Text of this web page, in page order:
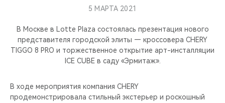
СЕДАНЫ
КРЕДИТ И СТРАХОВАНИЕ
ЗАПЧАСТИ И АКСЕССУАРЫ
ПОДДЕРЖКА
CHERY В СОЦСЕТЯХ
БЛАГОТВОРИТЕЛЬНОСТЬ
5 МАРТА 2021
В Москве в Lotte Plaza состоялась презентация нового
представителя городской элиты — кроссовера CHERY
TIGGO 8 PRO и торжественное открытие арт-инсталляции
ICE CUBE в саду «Эрмитаж».
В ходе мероприятия компания CHERY
продемонстрировала стильный экстерьер и роскошный